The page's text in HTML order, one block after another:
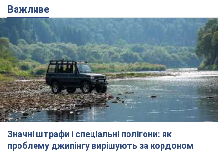
проблему джипінгу вирішують за кордоном
Україні не завадить взяти приклад із країн Європи
8.08.2026 05:10
На Прикарпатті після аномальної
спеки пройшла потужна злива:
дороги перетворились на річки.
Відео
Негода накрила Івано-Франківщину та
курортний Буковель
8.08.2026 09:27 36,2 т.